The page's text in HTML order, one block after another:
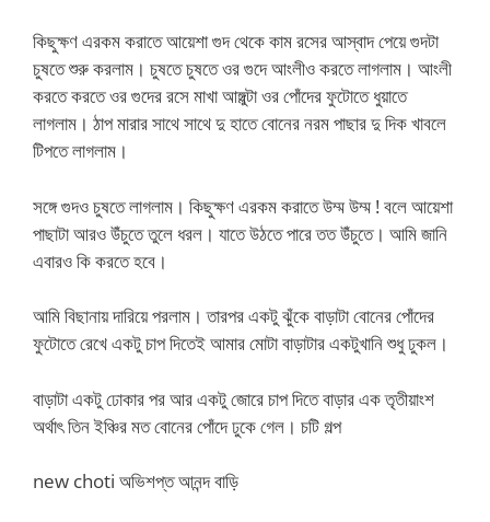
কিছুক্ষণ এরকম করাতে আয়েশা গুদ থেকে কাম রসের আস্বাদ পেয়ে গুদটা
চুষতে শুরু করলাম। চুষতে চুষতে ওর গুদে আংলীও করতে লাগলাম। আংলী
করতে করতে ওর গুদের রসে মাখা আঙ্গুল্টা ওর পোঁদের ফুটোতে ধুয়াতে
লাগলাম। ঠাপ মারার সাথে সাথে দু হাতে বোনের নরম পাছার দু দিক খাবলে
টিপতে লাগলাম।
সঙ্গে গুদও চুষতে লাগলাম। কিছুক্ষণ এরকম করাতে উম্ম উম্ম ! বলে আয়েশা
পাছাটা আরও উঁচুতে তুলে ধরল। যাতে উঠতে পারে তত উঁচুতে। আমি জানি
এবারও কি করতে হবে।
আমি বিছানায় দারিয়ে পরলাম। তারপর একটু ঝুঁকে বাড়াটা বোনের পোঁদের
ফুটোতে রেখে একটু চাপ দিতেই আমার মোটা বাড়াটার একটুখানি শুধু ঢুকল।
বাড়াটা একটু ঢোকার পর আর একটু জোরে চাপ দিতে বাড়ার এক তৃতীয়াংশ
অর্থাৎ তিন ইঞ্চির মত বোনের পোঁদে ঢুকে গেল। চটি গল্প
new choti অভিশপ্ত আনন্দ বাড়ি